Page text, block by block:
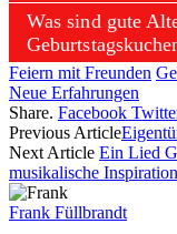
Was sind gute
Feiern mit Freunden
Neue Erfahrungen
Share. Facebook
Previous Article
Next Article Ein Lied
musikalische Inspiration
Frank Füllbrandt